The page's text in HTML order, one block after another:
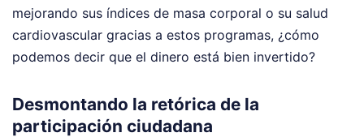
mejorando sus índices de masa corporal o su salud
cardiovascular gracias a estos programas, ¿cómo
podemos decir que el dinero está bien invertido?
Desmontando la retórica de la
participación ciudadana